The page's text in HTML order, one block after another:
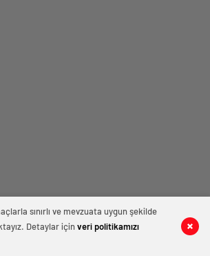
sınırlı ve mevzuata uygun şekilde
Detaylar içinveri politikamızı